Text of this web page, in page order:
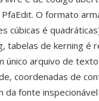
PfaEdit. O formato
cúbicas é
tabelas de kerning
único arquivo de
coordenadas de
da fonte